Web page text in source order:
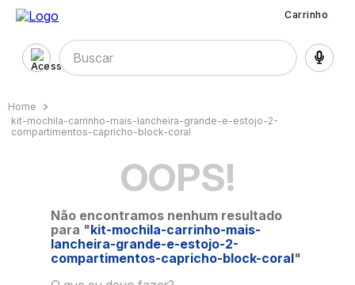
Carrinho
Buscar
kit-mochila-carrinho-mais-lancheira-grande-e-estojo-2-
compartimentos-capricho-block-coral
OOPS!
Não encontramos nenhum resultado
para "kit-mochila-carrinho-mais-
lancheira-grande-e-estojo-2-
compartimentos-capricho-block-coral"